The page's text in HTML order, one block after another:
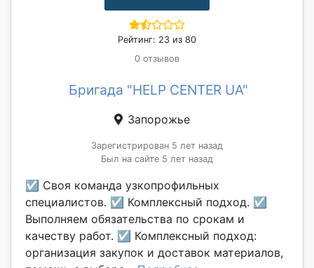
Рейтинг: 23 из 80
0 отзывов
Бригада "HELP CENTER UA"
Запорожье
Зарегистрирован 5 лет назад
Был на сайте 5 лет назад
☑ Своя команда узкопрофильных
специалистов. ☑ Комплексный подход. ☑
Выполняем обязательства по срокам и
качеству работ. ☑ Комплексный подход:
организация закупок и доставок материалов,